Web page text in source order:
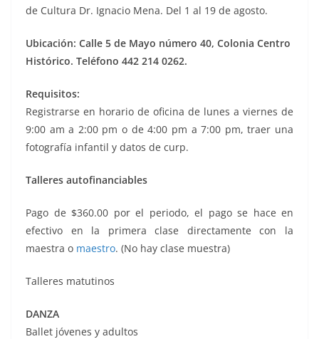
de Cultura Dr. Ignacio Mena. Del 1 al 19 de agosto.
Ubicación: Calle 5 de Mayo número 40, Colonia Centro
Histórico. Teléfono 442 214 0262.
Requisitos:
Registrarse en horario de oficina de lunes a viernes de
9:00 am a 2:00 pm o de 4:00 pm a 7:00 pm, traer una
fotografía infantil y datos de curp.
Talleres autofinanciables
Pago de $360.00 por el periodo, el pago se hace en
efectivo en la primera clase directamente con la
maestra o maestro. (No hay clase muestra)
Talleres matutinos
DANZA
Ballet jóvenes y adultos